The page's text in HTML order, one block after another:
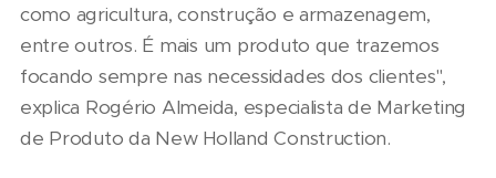
como agricultura, construção e armazenagem,
entre outros. É mais um produto que trazemos
focando sempre nas necessidades dos clientes",
explica Rogério Almeida, especialista de Marketing
de Produto da New Holland Construction.